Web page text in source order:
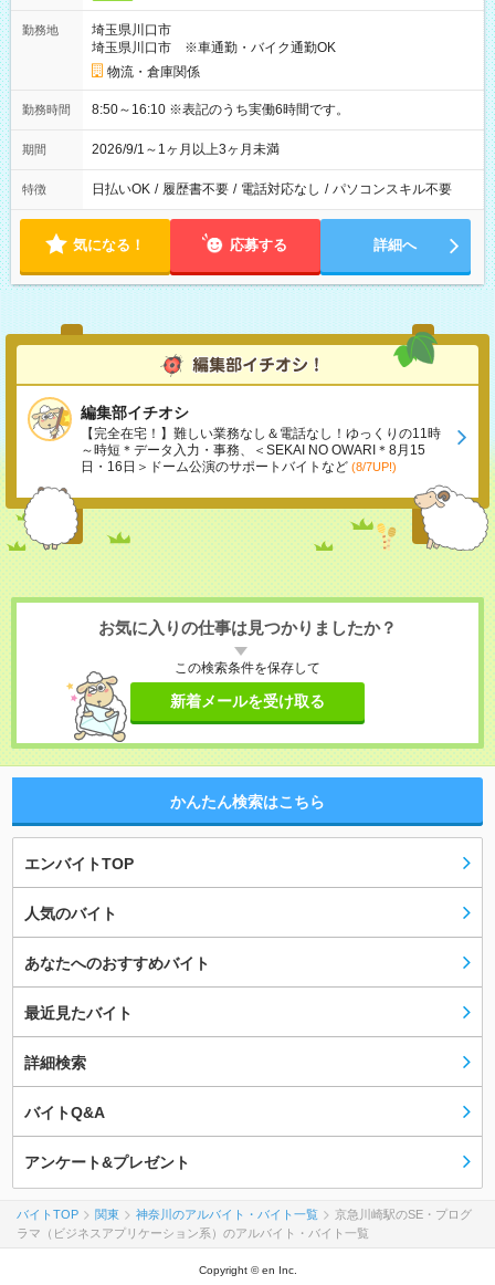
勤務地
埼玉県川口市
埼玉県川口市 ※車通勤・バイク通勤OK
物流・倉庫関係
勤務時間 8:50～16:10 ※表記のうち実働6時間です。
期間 2026/9/1～1ヶ月以上3ヶ月未満
特徴 日払いOK / 履歴書不要 / 電話対応なし / パソコンスキル不要
気になる！ 応募する 詳細へ
編集部イチオシ
【完全在宅！】難しい業務なし＆電話なし！ゆっくりの11時
～時短＊データ入力・事務、＜SEKAI NO OWARI＊8月15
日・16日＞ドーム公演のサポートバイトなど (8/7UP!)
お気に入りの仕事は見つかりましたか？
この検索条件を保存して
新着メールを受け取る
かんたん検索はこちら
エンバイトTOP
人気のバイト
あなたへのおすすめバイト
最近見たバイト
詳細検索
バイトQ&A
アンケート&プレゼント
バイトTOP 関東 神奈川のアルバイト・バイト一覧
京急川崎駅のSE・プログ
ラマ（ビジネスアプリケーション系）のアルバイト・バイト一覧
Copyright © en Inc.